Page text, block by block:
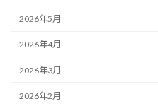
2026年5月
2026年4月
2026年3月
2026年2月